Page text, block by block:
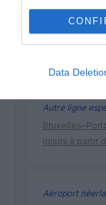
Data
Autre ligne
loisirs à partir
Aéroport